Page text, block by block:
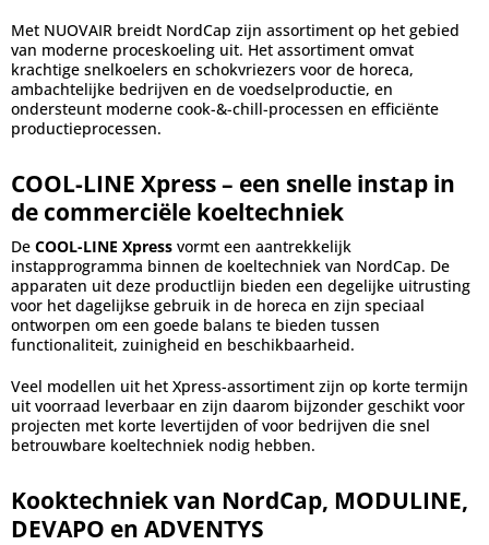
Met NUOVAIR breidt NordCap zijn assortiment op het gebied
van moderne proceskoeling uit. Het assortiment omvat
krachtige snelkoelers en schokvriezers voor de horeca,
ambachtelijke bedrijven en de voedselproductie, en
ondersteunt moderne cook-&-chill-processen en efficiënte
productieprocessen.
COOL-LINE Xpress – een snelle instap in
de commerciële koeltechniek
De COOL-LINE Xpress vormt een aantrekkelijk
instapprogramma binnen de koeltechniek van NordCap. De
apparaten uit deze productlijn bieden een degelijke uitrusting
voor het dagelijkse gebruik in de horeca en zijn speciaal
ontworpen om een goede balans te bieden tussen
functionaliteit, zuinigheid en beschikbaarheid.
Veel modellen uit het Xpress-assortiment zijn op korte termijn
uit voorraad leverbaar en zijn daarom bijzonder geschikt voor
projecten met korte levertijden of voor bedrijven die snel
betrouwbare koeltechniek nodig hebben.
Kooktechniek van NordCap, MODULINE,
DEVAPO en ADVENTYS